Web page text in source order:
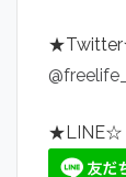
★LINE☆